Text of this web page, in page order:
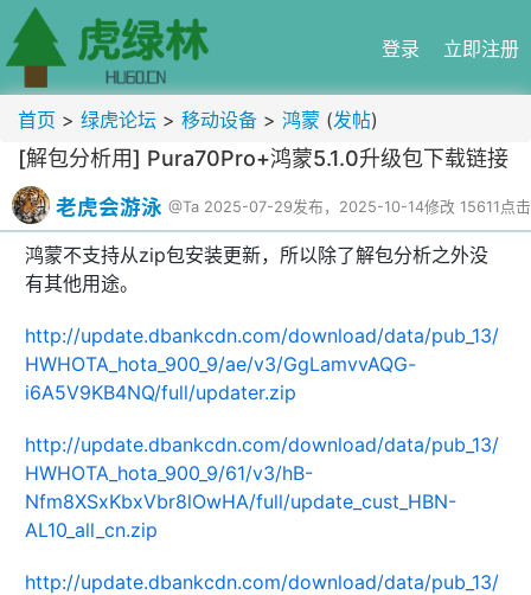
登录 立即注册
首页 > 绿虎论坛 > 移动设备 > 鸿蒙 (发帖)
[解包分析用] Pura70Pro+鸿蒙5.1.0升级包下载链接
老虎会游泳 @Ta 2025-07-29发布，2025-10-14修改 15611点击
鸿蒙不支持从zip包安装更新，所以除了解包分析之外没
有其他用途。
http://update.dbankcdn.com/download/data/pub_13/
HWHOTA_hota_900_9/ae/v3/GgLamvvAQG-
i6A5V9KB4NQ/full/updater.zip
http://update.dbankcdn.com/download/data/pub_13/
HWHOTA_hota_900_9/61/v3/hB-
Nfm8XSxKbxVbr8lOwHA/full/update_cust_HBN-
AL10_all_cn.zip
http://update.dbankcdn.com/download/data/pub_13/